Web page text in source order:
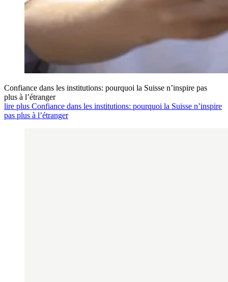
Confiance dans les institutions: pourquoi la Suisse n’inspire pas
plus à l’étranger
lire plus Confiance dans les institutions: pourquoi la Suisse n’inspire
pas plus à l’étranger